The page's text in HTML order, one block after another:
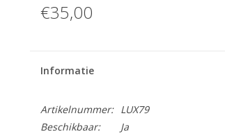
€35,00
Informatie
Artikelnummer:
LUX79
Beschikbaar:
Ja